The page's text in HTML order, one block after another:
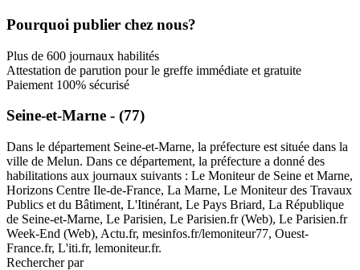
Pourquoi publier chez nous?
Plus de 600 journaux habilités
Attestation de parution pour le greffe immédiate et gratuite
Paiement 100% sécurisé
Seine-et-Marne - (77)
Dans le département Seine-et-Marne, la préfecture est située dans la
ville de Melun. Dans ce département, la préfecture a donné des
habilitations aux journaux suivants : Le Moniteur de Seine et Marne,
Horizons Centre Ile-de-France, La Marne, Le Moniteur des Travaux
Publics et du Bâtiment, L'Itinérant, Le Pays Briard, La République
de Seine-et-Marne, Le Parisien, Le Parisien.fr (Web), Le Parisien.fr
Week-End (Web), Actu.fr, mesinfos.fr/lemoniteur77, Ouest-
France.fr, L'iti.fr, lemoniteur.fr.
Rechercher par